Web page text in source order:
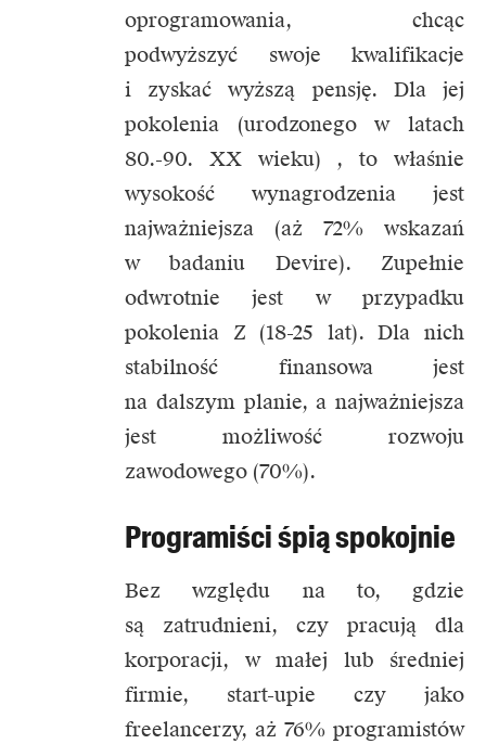
oprogramowania, chcąc
podwyższyć swoje kwalifikacje
i zyskać wyższą pensję. Dla jej
pokolenia (urodzonego w latach
80.-90. XX wieku) , to właśnie
wysokość wynagrodzenia jest
najważniejsza (aż 72% wskazań
w badaniu Devire). Zupełnie
odwrotnie jest w przypadku
pokolenia Z (18-25 lat). Dla nich
stabilność finansowa jest
na dalszym planie, a najważniejsza
jest możliwość rozwoju
zawodowego (70%).
Programiści śpią spokojnie
Bez względu na to, gdzie
są zatrudnieni, czy pracują dla
korporacji, w małej lub średniej
firmie, start-upie czy jako
freelancerzy, aż 76% programistów